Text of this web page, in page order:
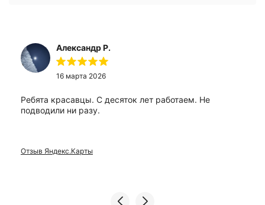
Александр Р.
16 марта 2026
Ребята красавцы. С десяток лет работаем. Не
подводили ни разу.
Отзыв Яндекс.Карты